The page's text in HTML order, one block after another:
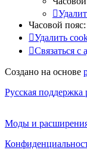
Часовой пояс:
Удалить
Связаться с
Создано на основе
Русская поддержка
Моды и